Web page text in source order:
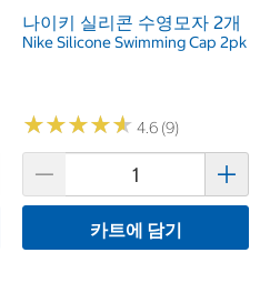
나이키 실리콘 수영모자 2개
Nike Silicone Swimming Cap 2pk
★★★★★
★★★★★ 4.6 (9)
카트에 담기